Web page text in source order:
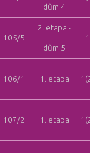
dům 4
105/5
2. etapa -
dům 5
106/1 1. etapa
107/2 1. etapa